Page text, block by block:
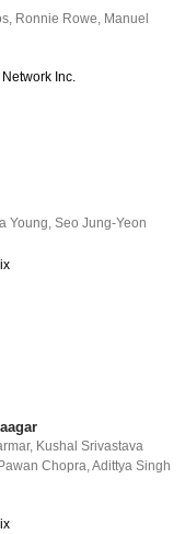
, Ronnie Rowe, Manuel
Inc.
Young ,Seo Jung-Yeon
, Kushal Srivastava
Pawan Chopra,Adittya Singh